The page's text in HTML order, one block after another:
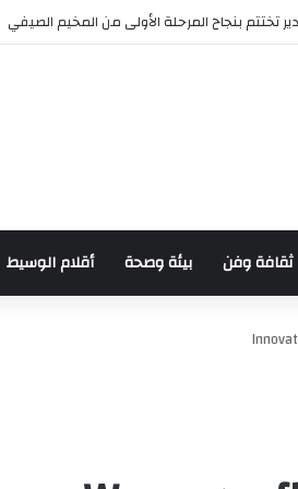
بنجاح المرحلة الأولى من المخيم الصيفي
ثقافة وفن بيئة وصحة أقلام الوسيط